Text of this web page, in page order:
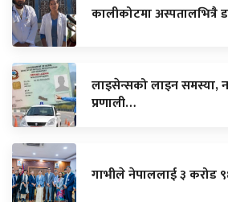
कालीकोटमा अस्पतालभित्रै
लाइसेन्सको लाइन समस्या,
प्रणाली…
गाभीले नेपाललाई ३ करोड